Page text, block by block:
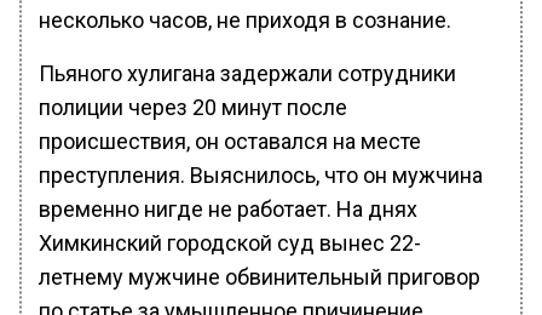
несколько часов, не приходя в сознание.
Пьяного хулигана задержали сотрудники
полиции через 20 минут после
происшествия, он оставался на месте
преступления. Выяснилось, что он мужчина
временно нигде не работает. На днях
Химкинский городской суд вынес 22-
летнему мужчине обвинительный приговор